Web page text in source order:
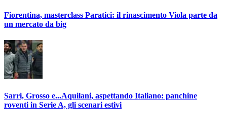
Fiorentina, masterclass Paratici: il rinascimento Viola parte da
un mercato da big
Sarri, Grosso e...Aquilani, aspettando Italiano: panchine
roventi in Serie A, gli scenari estivi